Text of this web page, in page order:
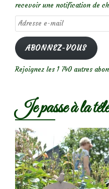
recevoir une notification de
Adresse
e-
mail
ABONNEZ-VOUS
Rejoignez les 1 740 autres
Je passe à la